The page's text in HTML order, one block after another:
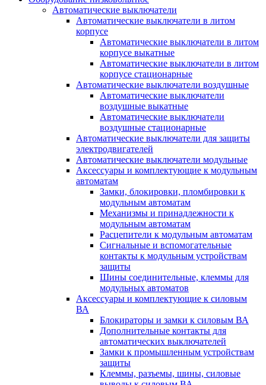
Автоматические выключатели
Автоматические выключатели в литом
корпусе
Автоматические выключатели в литом
корпусе выкатные
Автоматические выключатели в литом
корпусе стационарные
Автоматические выключатели воздушные
Автоматические выключатели
воздушные выкатные
Автоматические выключатели
воздушные стационарные
Автоматические выключатели для защиты
электродвигателей
Автоматические выключатели модульные
Аксессуары и комплектующие к модульным
автоматам
Замки, блокировки, пломбировки к
модульным автоматам
Механизмы и принадлежности к
модульным автоматам
Расцепители к модульным автоматам
Сигнальные и вспомогательные
контакты к модульным устройствам
защиты
Шины соединительные, клеммы для
модульных автоматов
Аксессуары и комплектующие к силовым
ВА
Блокираторы и замки к силовым ВА
Дополнительные контакты для
автоматических выключателей
Замки к промышленным устройствам
защиты
Клеммы, разъемы, шины, силовые